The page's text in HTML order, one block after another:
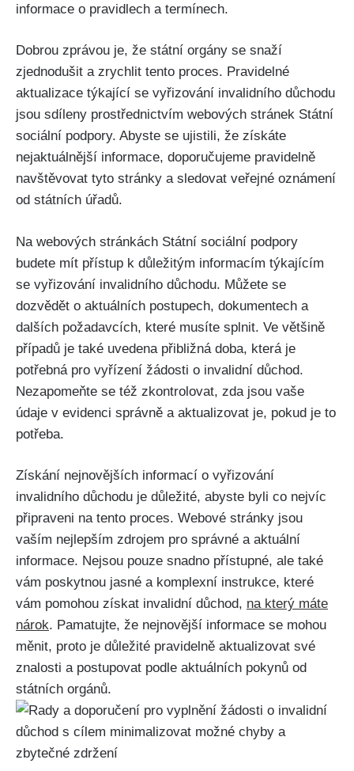
informace o pravidlech a termínech.
Dobrou zprávou je, že státní orgány se snaží
zjednodušit a zrychlit tento proces. Pravidelné
aktualizace týkající se vyřizování invalidního důchodu
jsou sdíleny prostřednictvím webových stránek Státní
sociální podpory. Abyste se ujistili, že získáte
nejaktuálnější informace, doporučujeme pravidelně
navštěvovat tyto stránky a sledovat veřejné oznámení
od státních úřadů.
Na webových stránkách Státní sociální podpory
budete mít přístup k důležitým informacím týkajícím
se vyřizování invalidního důchodu. Můžete se
dozvědět o aktuálních postupech, dokumentech a
dalších požadavcích, které musíte splnit. Ve většině
případů je také uvedena přibližná doba, která je
potřebná pro vyřízení žádosti o invalidní důchod.
Nezapomeňte se též zkontrolovat, zda jsou vaše
údaje v evidenci správně a aktualizovat je, pokud je to
potřeba.
Získání nejnovějších informací o vyřizování
invalidního důchodu je důležité, abyste byli co nejvíc
připraveni na tento proces. Webové stránky jsou
vaším nejlepším zdrojem pro správné a aktuální
informace. Nejsou pouze snadno přístupné, ale také
vám poskytnou jasné a komplexní instrukce, které
vám pomohou získat invalidní důchod, na který máte
nárok. Pamatujte, že nejnovější informace se mohou
měnit, proto je důležité pravidelně aktualizovat své
znalosti a postupovat podle aktuálních pokynů od
státních orgánů.